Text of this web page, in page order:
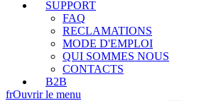
SUPPORT
FAQ
RECLAMATIONS
MODE D'EMPLOI
QUI SOMMES NOUS
CONTACTS
B2B
frOuvrir le menu